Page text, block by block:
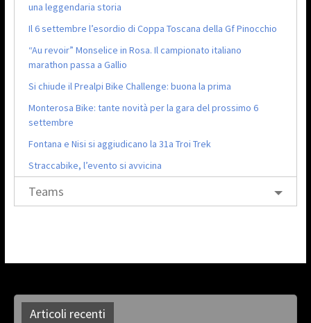
una leggendaria storia
Il 6 settembre l’esordio di Coppa Toscana della Gf Pinocchio
“Au revoir” Monselice in Rosa. Il campionato italiano
marathon passa a Gallio
Si chiude il Prealpi Bike Challenge: buona la prima
Monterosa Bike: tante novità per la gara del prossimo 6
settembre
Fontana e Nisi si aggiudicano la 31a Troi Trek
Straccabike, l’evento si avvicina
Teams
Articoli recenti